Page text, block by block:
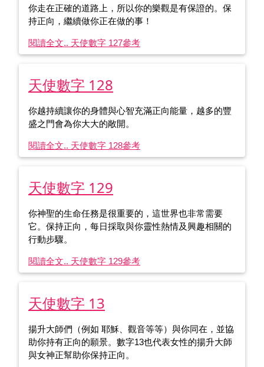
你走在正確的道路上，所以你的樂觀是有保證的。保
持正向，繼續做你正在做的事！
閱讀全文.. 天使數字 127參考
天使數字 128
你越持續讓你的身體與心智充滿正向能量，越多的豐
盛之門會為你大大的敞開。
閱讀全文.. 天使數字 128參考
天使數字 129
你神聖的生命任務是很重要的，這世界也非常需要
它。保持正向，每日採取與你靈性熱情及興趣相關的
行動步驟。
閱讀全文.. 天使數字 129參考
天使數字 13
揚升大師們（例如 耶穌、觀音等等）與你同在，並協
助你持有正向的願景。數字13也代表女性的揚升大師
與女神正幫助你保持正向。